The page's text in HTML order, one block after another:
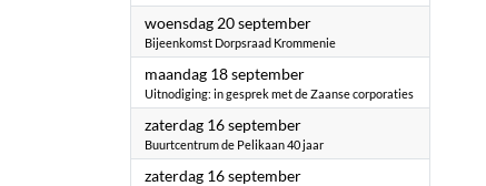
woensdag 20 september2023
Bijeenkomst Dorpsraad Krommenie
maandag 18 september2023
Uitnodiging: in gesprek met de Zaanse corporaties
zaterdag 16 september2023
Buurtcentrum de Pelikaan 40 jaar
zaterdag 16 september2023